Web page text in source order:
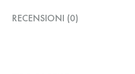
RECENSIONI (0)